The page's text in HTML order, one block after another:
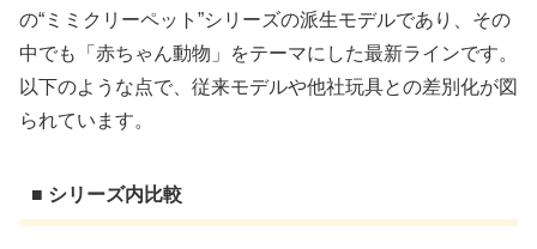
の“ミミクリーペット”シリーズの派生モデルであり、その
中でも「赤ちゃん動物」をテーマにした最新ラインです。
以下のような点で、従来モデルや他社玩具との差別化が図
られています。
■ シリーズ内比較